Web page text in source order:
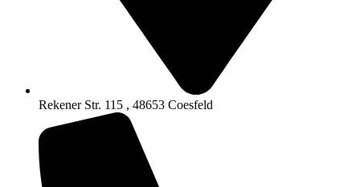
Rekener Str. 115 , 48653 Coesfeld